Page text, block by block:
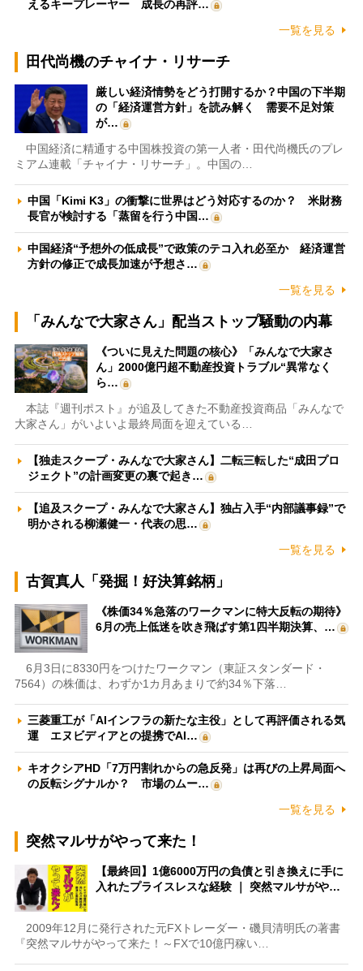
えるキープレーヤー 成長の再評…
一覧を見る
田代尚機のチャイナ・リサーチ
厳しい経済情勢をどう打開するか？中国の下半期
の「経済運営方針」を読み解く 需要不足対策
が…
中国経済に精通する中国株投資の第一人者・田代尚機氏のプレ
ミアム連載「チャイナ・リサーチ」。中国の…
中国「Kimi K3」の衝撃に世界はどう対応するのか？ 米財務
長官が検討する「蒸留を行う中国…
中国経済“予想外の低成長”で政策のテコ入れ必至か 経済運営
方針の修正で成長加速が予想さ…
一覧を見る
「みんなで大家さん」配当ストップ騒動の内幕
《ついに見えた問題の核心》「みんなで大家さ
ん」2000億円超不動産投資トラブル“異常なく
ら…
本誌『週刊ポスト』が追及してきた不動産投資商品「みんなで
大家さん」がいよいよ最終局面を迎えている…
【独走スクープ・みんなで大家さん】二転三転した“成田プロ
ジェクト”の計画変更の裏で起き…
【追及スクープ・みんなで大家さん】独占入手“内部議事録”で
明かされる柳瀬健一・代表の思…
一覧を見る
古賀真人「発掘！好決算銘柄」
《株価34％急落のワークマンに特大反転の期待》
6月の売上低迷を吹き飛ばす第1四半期決算、…
6月3日に8330円をつけたワークマン（東証スタンダード・
7564）の株価は、わずか1カ月あまりで約34％下落…
三菱重工が「AIインフラの新たな主役」として再評価される気
運 エヌビディアとの提携でAI…
キオクシアHD「7万円割れからの急反発」は再びの上昇局面へ
の反転シグナルか？ 市場のムー…
一覧を見る
突然マルサがやって来た！
【最終回】1億6000万円の負債と引き換えに手に
入れたプライスレスな経験 ｜ 突然マルサがや…
2009年12月に発行された元FXトレーダー・磯貝清明氏の著書
『突然マルサがやって来た！～FXで10億円稼い…